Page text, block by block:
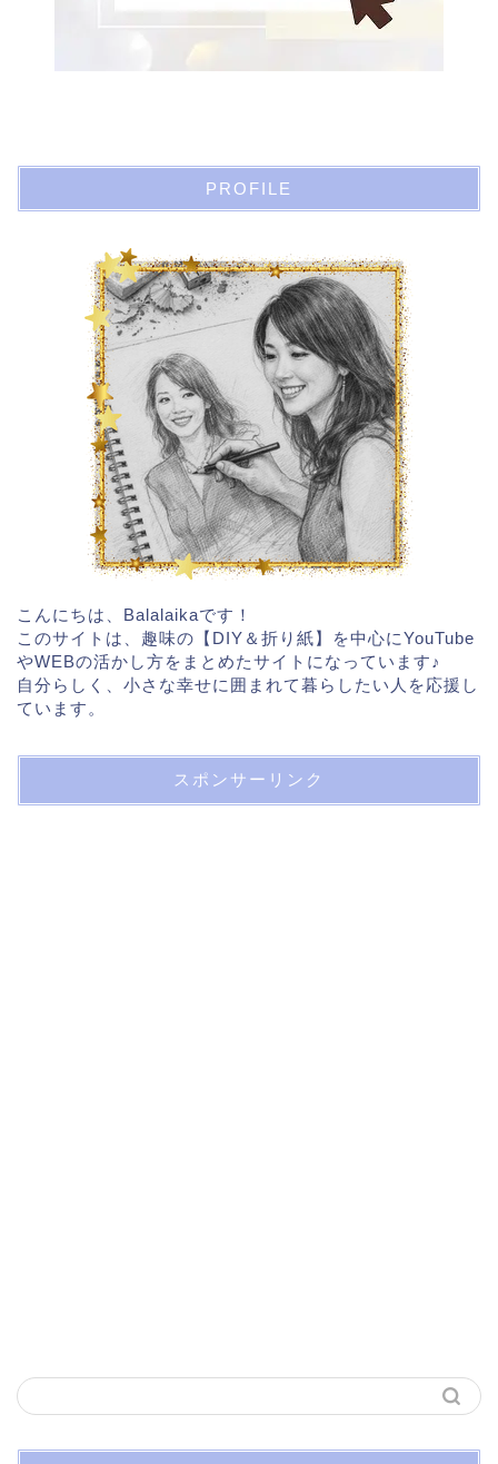
PROFILE
こんにちは、Balalaikaです！
このサイトは、趣味の【DIY＆折り紙】を中心にYouTube
やWEBの活かし方をまとめたサイトになっています♪
自分らしく、小さな幸せに囲まれて暮らしたい人を応援し
ています。
スポンサーリンク